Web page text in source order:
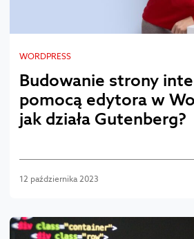
WORDPRESS
Budowanie strony
pomocą edytora w
jak działa Gutenberg?
12 października 2023